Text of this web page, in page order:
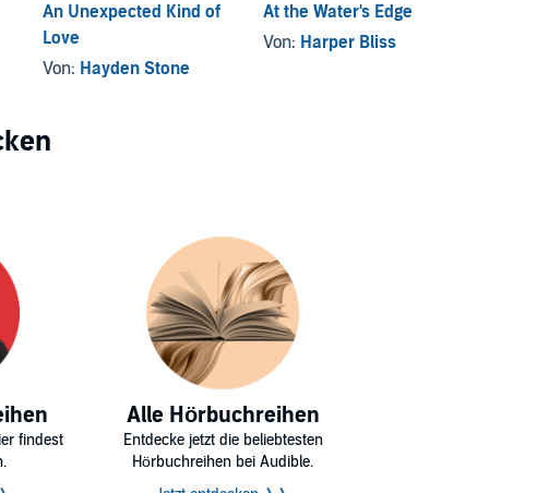
An Unexpected Kind of
Love
Von: Hayden Stone
At the Water's Edge
Von: Harper Bliss
findest
Alle Hörbuchreihen
Entdecke jetzt die beliebtesten
Hörbuchreihen bei Audible.